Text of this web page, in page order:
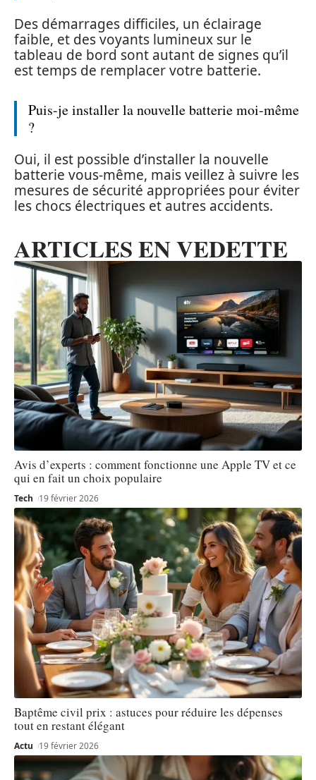
Des démarrages difficiles, un éclairage
faible, et des voyants lumineux sur le
tableau de bord sont autant de signes qu’il
est temps de remplacer votre batterie.
Puis-je installer la nouvelle batterie moi-même
?
Oui, il est possible d’installer la nouvelle
batterie vous-même, mais veillez à suivre les
mesures de sécurité appropriées pour éviter
les chocs électriques et autres accidents.
ARTICLES EN VEDETTE
Avis d’experts : comment fonctionne une Apple TV et ce
qui en fait un choix populaire
Tech 19 février 2026
Baptême civil prix : astuces pour réduire les dépenses
tout en restant élégant
Actu 19 février 2026